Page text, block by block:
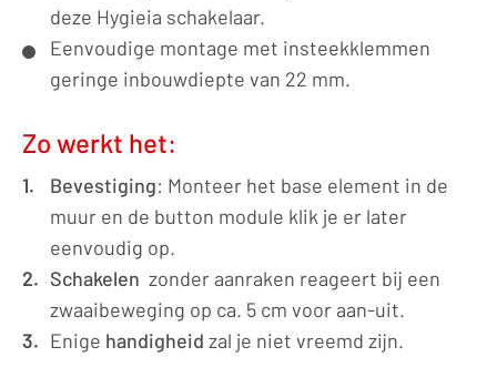
deze Hygieia schakelaar.
Eenvoudige montage met insteekklemmen
geringe inbouwdiepte van 22 mm.
Zo werkt het:
Bevestiging: Monteer het base element in de
muur en de button module klik je er later
eenvoudig op.
Schakelen zonder aanraken reageert bij een
zwaaibeweging op ca. 5 cm voor aan-uit.
Enige handigheid zal je niet vreemd zijn.